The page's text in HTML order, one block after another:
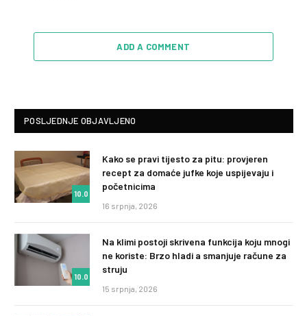
ADD A COMMENT
POSLJEDNJE OBJAVLJENO
10.0
Kako se pravi tijesto za pitu: provjeren
recept za domaće jufke koje uspijevaju i
početnicima
16 srpnja, 2026
10.0
Na klimi postoji skrivena funkcija koju mnogi
ne koriste: Brzo hladi a smanjuje račune za
struju
15 srpnja, 2026